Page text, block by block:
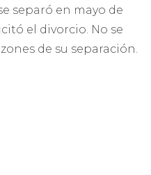
separó en mayo de
el divorcio. No se
de su separación.